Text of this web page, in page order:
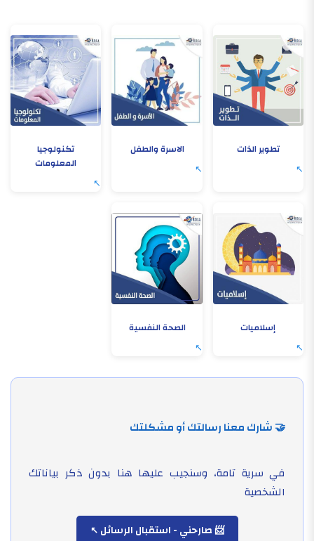
تطوير الذات الاسرة والطفل
تكنولوجيا
المعلومات
إسلاميات الصحة النفسية
🤝 شارك معنا رسالتك أو مشكلتك
في سرية تامة، وسنجيب عليها هنا بدون ذكر بياناتك
الشخصية
📨 صارحني - استقبال الرسائل